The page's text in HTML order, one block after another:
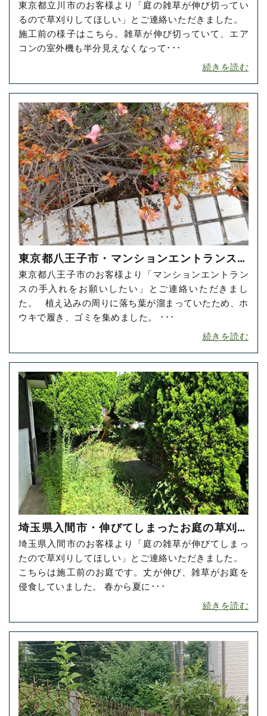
り・草抜きをご依頼いただきました！
東京都立川市のお客様より「庭の雑草が伸び切ってい
るので草刈りしてほしい」とご連絡いただきました。
施工前の様子はこちら。雑草が伸び切っていて、エア
コンの室外機も半分見えなくなって･･･
続きを読む
東京都八王子市・マンションエントランスの
お掃除をご依頼いただきました！
東京都八王子市のお客様より「マンションエントラン
スの手入れをお願いしたい」とご連絡いただきまし
た。 植え込みの周りに落ち葉が溜まっていたため、ホ
ウキで履き、ゴミを集めました。 ･･･
続きを読む
埼玉県入間市・伸びてしまったお庭の草刈り
をご依頼いただきました！
埼玉県入間市のお客様より「庭の雑草が伸びてしまっ
たので草刈りしてほしい」とご連絡いただきました。
こちらは施工前のお庭です。丈が伸び、雑草がお庭を
侵食していました。 春から夏に･･･
続きを読む